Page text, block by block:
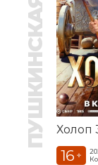
Холоп
16 +